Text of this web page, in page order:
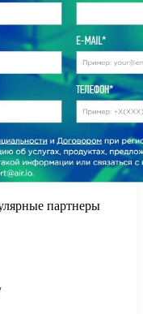
партнеры